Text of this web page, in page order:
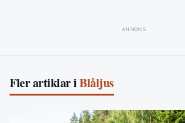
ANNONS
Fler artiklar iBlåljus